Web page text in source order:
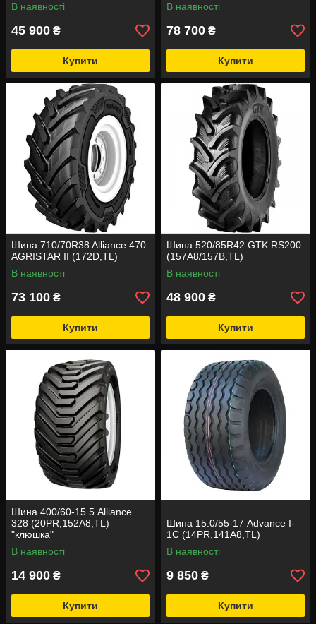
В наявності
45 900 ₴
Купити
В наявності
78 700 ₴
Купити
Шина 710/70R38 Alliance 470
AGRISTAR II (172D,TL)
В наявності
73 100 ₴
Купити
Шина 520/85R42 GTK RS200
(157A8/157B,TL)
В наявності
48 900 ₴
Купити
Шина 400/60-15.5 Alliance
328 (20PR,152A8,TL)
"клюшка"
В наявності
14 900 ₴
Купити
Шина 15.0/55-17 Advance I-
1C (14PR,141А8,TL)
В наявності
9 850 ₴
Купити